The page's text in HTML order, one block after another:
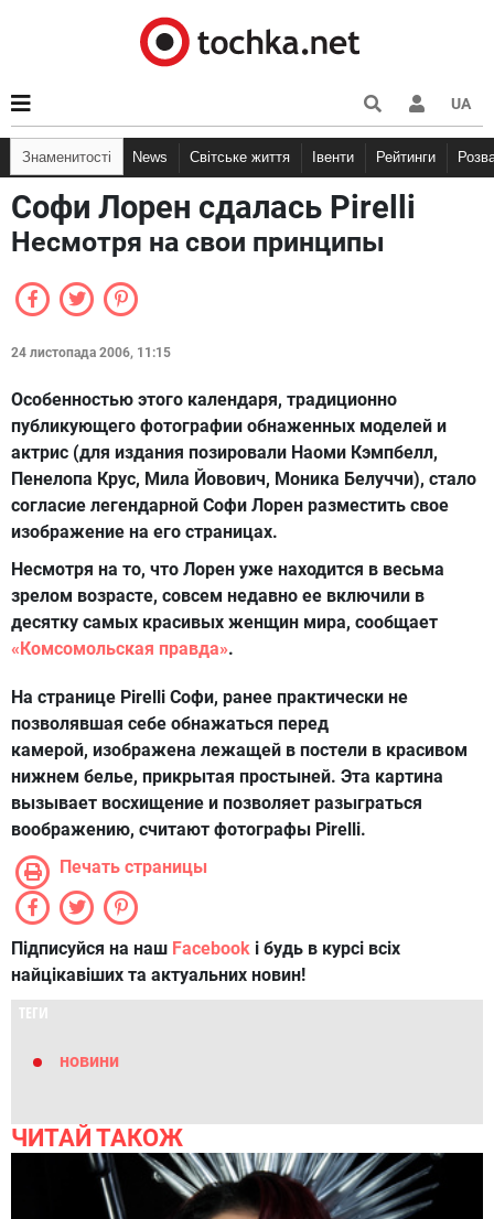
UA
Знаменитості News Світське життя Івенти Рейтинги
Софи Лорен сдалась Pirelli
Несмотря на свои принципы
24 листопада 2006, 11:15
Особенностью этого календаря, традиционно
публикующего фотографии обнаженных моделей и
актрис (для издания позировали Наоми Кэмпбелл,
Пенелопа Крус, Мила Йовович, Моника Белуччи), стало
согласие легендарной Софи Лорен разместить свое
изображение на его страницах.
Несмотря на то, что Лорен уже находится в весьма
зрелом возрасте, совсем недавно ее включили в
десятку самых красивых женщин мира, сообщает
«Комсомольская правда».
На странице Pirelli Софи, ранее практически не
позволявшая себе обнажаться перед
камерой, изображена лежащей в постели в красивом
нижнем белье, прикрытая простыней. Эта картина
вызывает восхищение и позволяет разыграться
воображению, считают фотографы Pirelli.
Печать страницы
Підписуйся на наш Facebook і будь в курсі всіх
найцікавіших та актуальних новин!
ТЕГИ
новини
ЧИТАЙ ТАКОЖ